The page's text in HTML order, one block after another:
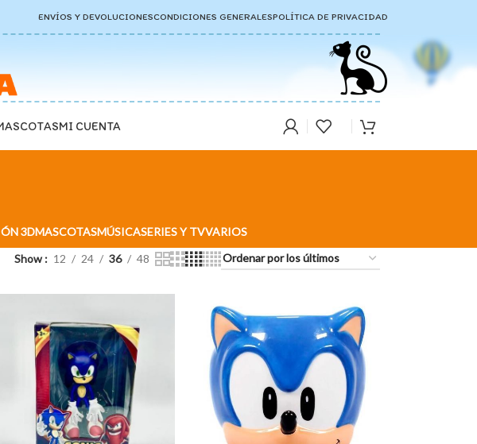
ENVÍOS Y DEVOLUCIONESCONDICIONES GENERALESPOLÍTICA DE PRIVACIDAD
MI CUENTA
3DMASCOTASMÚSICASERIES Y TVVARIOS
Show 12 24 36 48